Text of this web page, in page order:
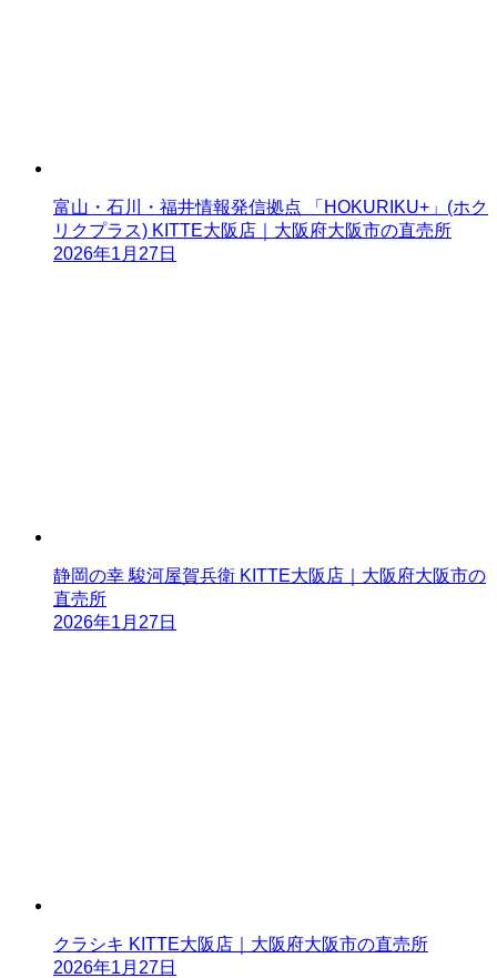
富山・石川・福井情報発信拠点 「HOKURIKU+」(ホク
リクプラス) KITTE大阪店｜大阪府大阪市の直売所
2026年1月27日
静岡の幸 駿河屋賀兵衛 KITTE大阪店｜大阪府大阪市の
直売所
2026年1月27日
クラシキ KITTE大阪店｜大阪府大阪市の直売所
2026年1月27日